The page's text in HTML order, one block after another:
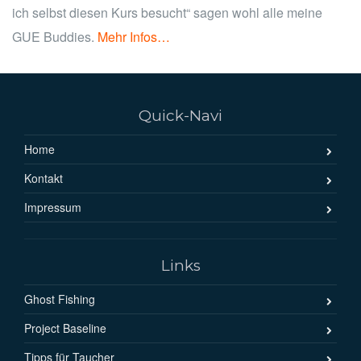
ich selbst diesen Kurs besucht“ sagen wohl alle meine
GUE Buddies. Mehr Infos…
Quick-Navi
Home
Kontakt
Impressum
Links
Ghost Fishing
Project Baseline
Tipps für Taucher